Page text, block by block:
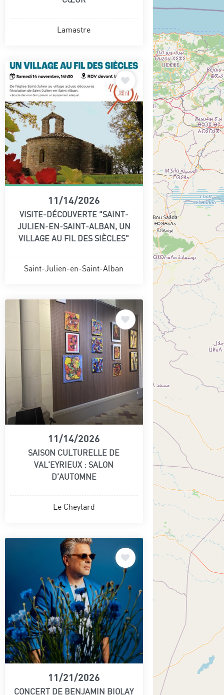
Lamastre
11/14/2026
VISITE-DÉCOUVERTE "SAINT-
JULIEN-EN-SAINT-ALBAN, UN
VILLAGE AU FIL DES SIÈCLES"
Saint-Julien-en-Saint-Alban
11/14/2026
SAISON CULTURELLE DE
VAL'EYRIEUX : SALON
D'AUTOMNE
Le Cheylard
11/21/2026
CONCERT DE BENJAMIN BIOLAY